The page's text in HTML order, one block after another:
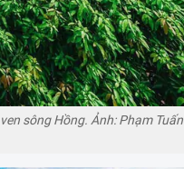
sông Hồng. Ảnh: Phạm Tuấn